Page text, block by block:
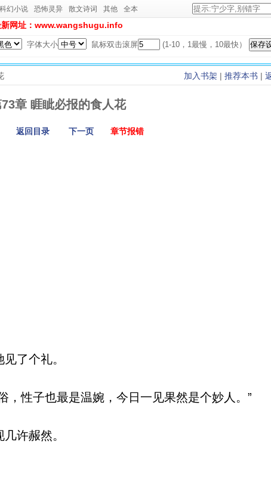
科幻小说 恐怖灵异 散文诗词 其他 全本
新网址：www.wangshugu.info
字体大小 鼠标双击滚屏 (1-10，1最慢，10最快）
加入书架 | 推荐本书 |
章 睚眦必报的食人花
返回目录 下一页 章节报错
了个礼。
性子也最是温婉，今日一见果然是个妙人。”
许赧然。